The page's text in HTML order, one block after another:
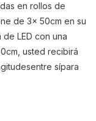
en rollos de
de 3x 50cm en su
LED con una
usted recibirá
entre sípara